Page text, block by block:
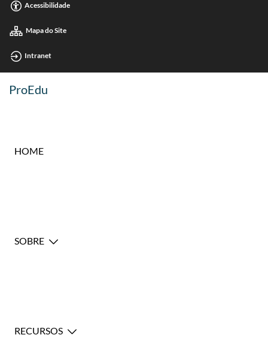
Acessibilidade
Mapa do Site
Intranet
ProEdu
HOME
SOBRE
RECURSOS